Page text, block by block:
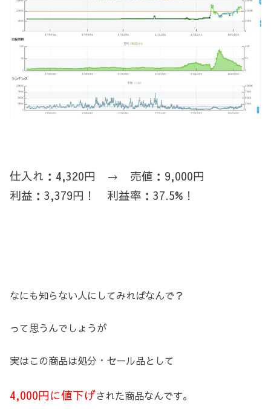
仕入れ：4,320円 → 売値：9,000円
利益：3,379円！ 利益率：37.5%！
なにも知らない人にしてみればなんで？
って思うんでしょうが
実はこの商品は処分・セール品として
4,000円に値下げされた商品なんです。